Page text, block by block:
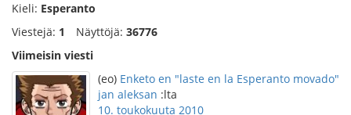
Kieli: Esperanto
Viestejä: 1 Näyttöjä: 36776
Viimeisin viesti
(eo) Enketo en "laste en la Esperanto movado"
jan aleksan :lta
10. toukokuuta 2010